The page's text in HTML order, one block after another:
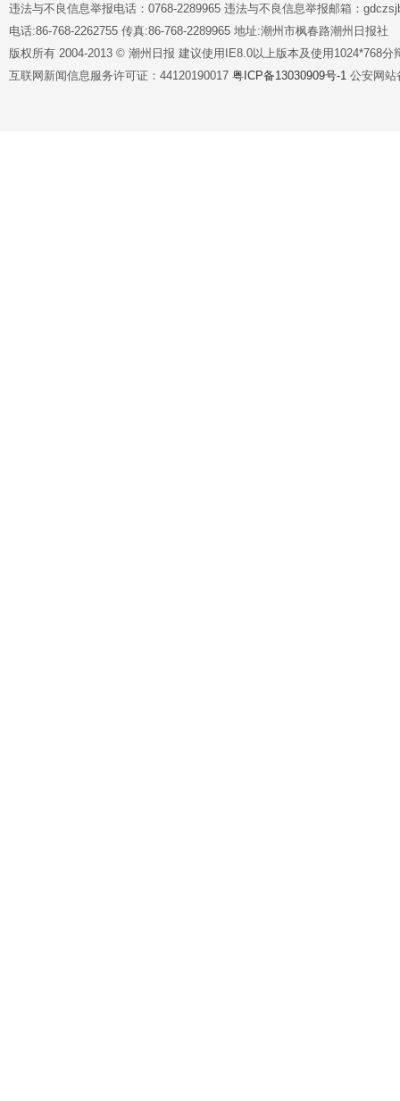
违法与不良信息举报电话：0768-2289965 违法与不良信息举报邮箱：
电话:86-768-2262755 传真:86-768-2289965 地址:潮州市枫春路潮州日报社
版权所有 2004-2013 © 潮州日报 建议使用IE8.0以上版本及使用1024*768分
互联网新闻信息服务许可证：44120190017 粤ICP备13030909号-1 公安网站